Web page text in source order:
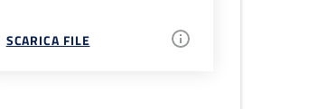
SCARICA FILE